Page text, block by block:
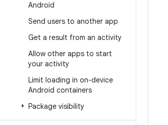
Android
Send users to another app
Get a result from an activity
Allow other apps to start
your activity
Limit loading in on-device
Android containers
Package visibility